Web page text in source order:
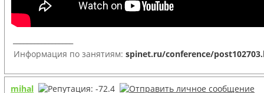
Информация по занятиям: spinet.ru/conference/
mihal